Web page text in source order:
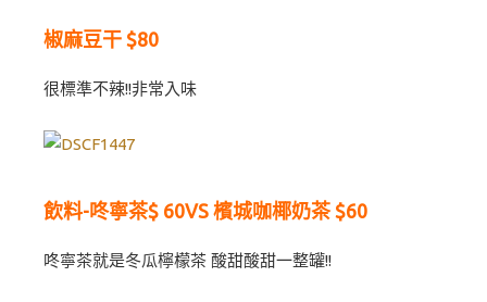
椒麻豆干 $80
很標準不辣!!非常入味
飲料-咚寧茶$ 60VS 檳城咖椰奶茶 $60
咚寧茶就是冬瓜檸檬茶 酸甜酸甜一整罐!!